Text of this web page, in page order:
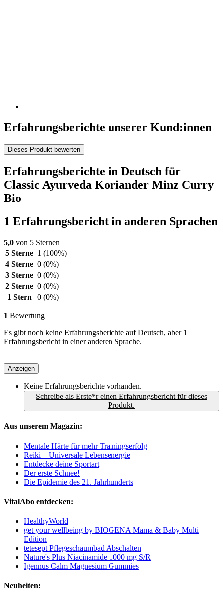
Erfahrungsberichte unserer Kund:innen
Dieses Produkt bewerten
Erfahrungsberichte in Deutsch für
Classic Ayurveda Koriander Minz Curry
Bio
1 Erfahrungsbericht in anderen Sprachen
5,0 von 5 Sternen
5 Sterne 1 (100%)
4 Sterne 0 (0%)
3 Sterne 0 (0%)
2 Sterne 0 (0%)
1 Stern
0 (0%)
1 Bewertung
Es gibt noch keine Erfahrungsberichte auf Deutsch, aber 1
Erfahrungsbericht in einer anderen Sprache.
Anzeigen
Keine Erfahrungsberichte vorhanden.
Schreibe als Erste*r einen Erfahrungsbericht für dieses
Produkt.
Aus unserem Magazin:
Mentale Härte für mehr Trainingserfolg
Reiki – Universale Lebensenergie
Entdecke deine Sportart
Der erste Schnee!
Die Epidemie des 21. Jahrhunderts
VitalAbo entdecken:
HealthyWorld
get your wellbeing by BIOGENA Mama & Baby Multi
Edition
tetesept Pflegeschaumbad Abschalten
Nature's Plus Niacinamide 1000 mg S/R
Igennus Calm Magnesium Gummies
Neuheiten: